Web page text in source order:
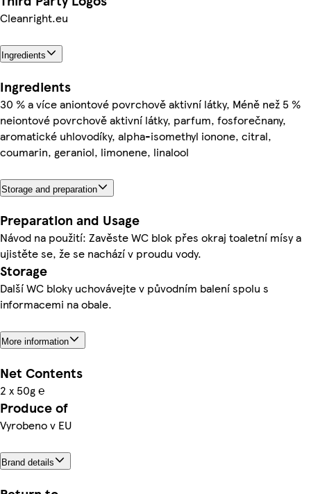
Cleanright.eu
Ingredients
Ingredients
30 % a více aniontové povrchově aktivní látky, Méně než 5 %
neiontové povrchově aktivní látky, parfum, fosforečnany,
aromatické uhlovodíky, alpha-isomethyl ionone, citral,
coumarin, geraniol, limonene, linalool
Storage and preparation
Preparation and Usage
Návod na použití: Zavěste WC blok přes okraj toaletní mísy a
ujistěte se, že se nachází v proudu vody.
Storage
Další WC bloky uchovávejte v původním balení spolu s
informacemi na obale.
More information
Net Contents
2 x 50g ℮
Produce of
Vyrobeno v EU
Brand details